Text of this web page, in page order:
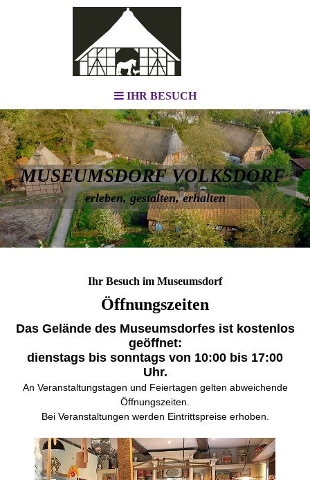
IHR BESUCH
MUSEUMSDORF VOLKSDORF
erleben, gestalten, erhalten
Ihr Besuch im Museumsdorf
Öffnungszeiten
Das Gelände des Museumsdorfes ist kostenlos
geöffnet:
dienstags bis sonntags von 10:00 bis 17:00
Uhr.
An Veranstaltungstagen und Feiertagen gelten abweichende
Öffnungszeiten.
Bei Veranstaltungen werden Eintrittspreise erhoben.